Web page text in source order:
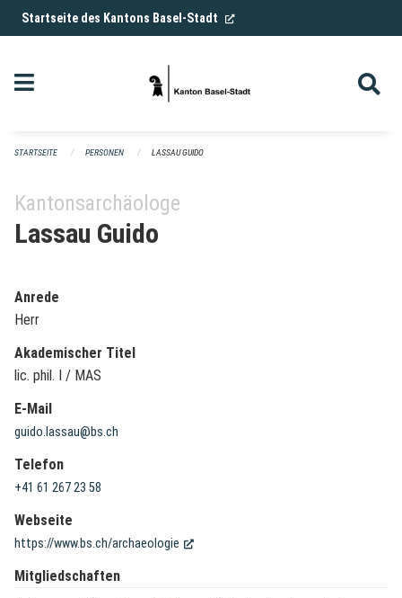
Navigation überspringen
Startseite des Kantons Basel-Stadt (External Link)
STARTSEITE PERSONEN LASSAU GUIDO
Kantonsarchäologe
Lassau Guido
Anrede
Herr
Akademischer Titel
lic. phil. I / MAS
E-Mail
guido.lassau@bs.ch
Telefon
+41 61 267 23 58
Webseite
https://www.bs.ch/archaeologie (External Link)
Mitgliedschaften